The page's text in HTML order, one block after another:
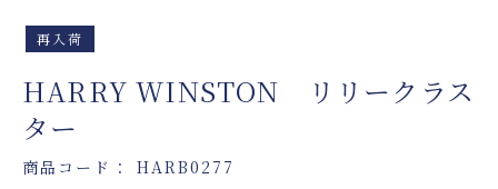
再入荷
HARRY WINSTON リリークラス
ター
商品コード： HARB0277